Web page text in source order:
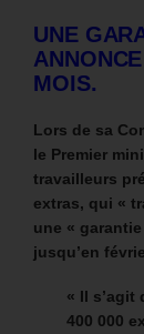
UNE
MOIS.
Lors de sa
le Premier
travailleurs
extras, qui «
une «
jusqu’en
« Il s’agit
400 000